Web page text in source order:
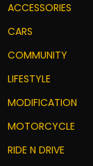
ACCESSORIES
CARS
COMMUNITY
LIFESTYLE
MODIFICATION
MOTORCYCLE
RIDE N DRIVE